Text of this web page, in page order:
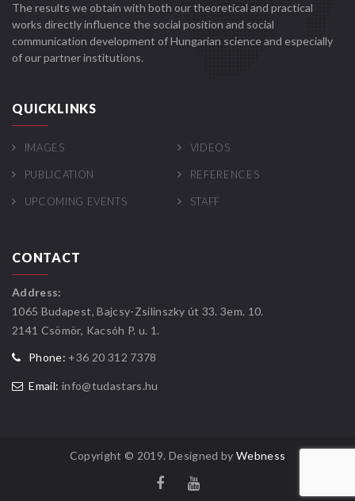
The results we obtain with both our theoretical and practical
works directly influence the social position and social
communication development of Hungarian science and especially
of our partner institutions.
QUICKLINKS
IMAGES VIDEOS
PUBLICATION REFERENCES
UPCOMING EVENTS STAFF
CONTACT
Address:
1065 Budapest, Bajcsy-Zsilinszky út 33. 3em. 10.
2141 Csömör, Kacsóh P. u. 1.
Phone: +36 20 312 7378
Email: info@tudastars.hu
Copyright © 2019. Designed byWebness